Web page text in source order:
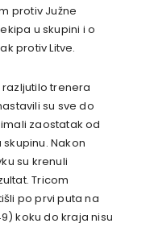
protiv Južne
u skupini i o
protiv Litve.
trenera
su sve do
zaostatak od
Nakon
su krenuli
Tricom
po prvi puta na
koku do kraja nisu